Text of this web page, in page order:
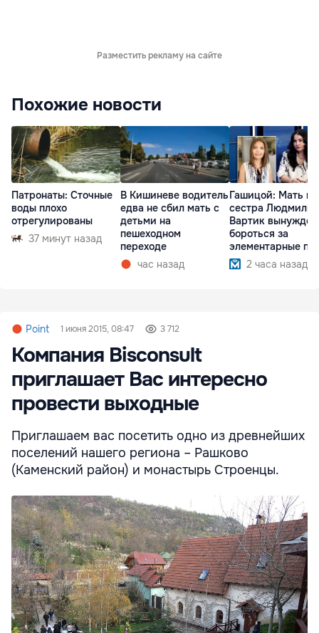
Разместить рекламу на сайте
Похожие новости
Патронаты: Сточные
воды плохо
отрегулированы
37 минут назад
В Кишиневе водитель
едва не сбил мать с
детьми на
пешеходном
переходе
час назад
Гашицой: Мать и
сестра Людмилы
Вартик
бороться за
элементарные
2 часа назад
Point 1 июня 2015, 08:47 3 712
Компания Bisconsult
приглашает Вас интересно
провести выходные
Приглашаем вас посетить одно из древнейших
поселений нашего региона – Рашково
(Каменский район) и монастырь Строенцы.